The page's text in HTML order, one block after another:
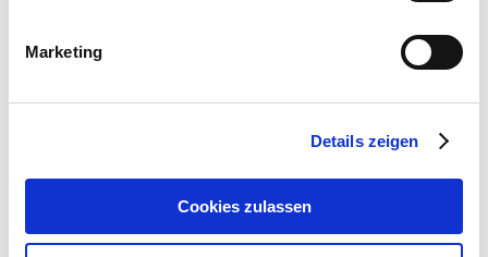
Marketing
Details zeigen
Cookies zulassen
Abmeldung